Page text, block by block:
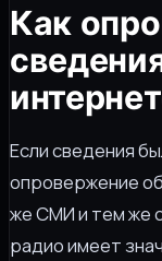
Как
Если сведения
опровержение
же СМИ и тем же
радио имеет